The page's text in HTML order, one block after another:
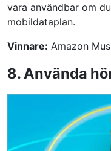
vara användbar om
mobildataplan.
Vinnare: Amazon
8. Använda